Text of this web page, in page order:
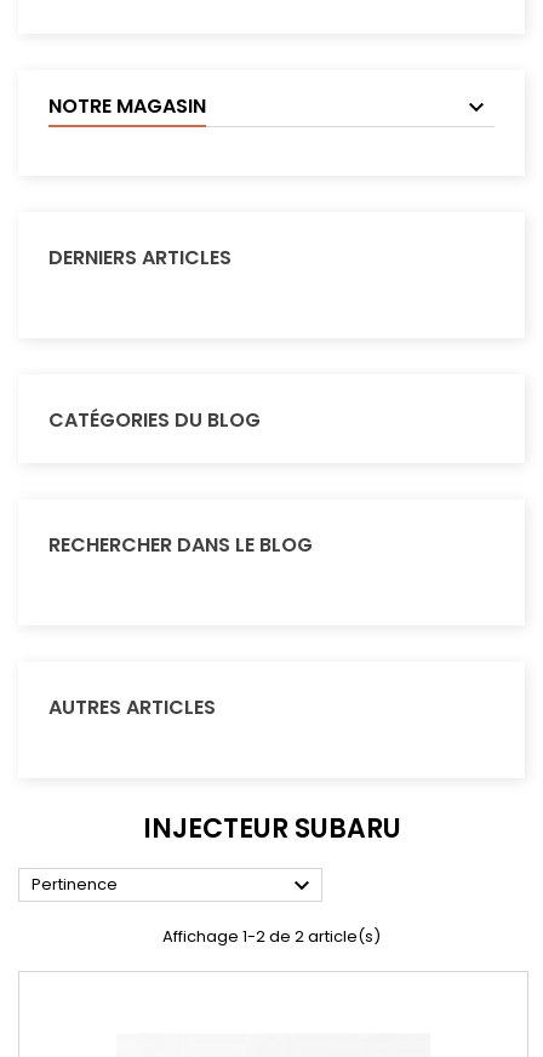
NOTRE MAGASIN
DERNIERS ARTICLES
CATÉGORIES DU BLOG
RECHERCHER DANS LE BLOG
AUTRES ARTICLES
INJECTEUR SUBARU
Pertinence 
Affichage 1-2 de 2 article(s)